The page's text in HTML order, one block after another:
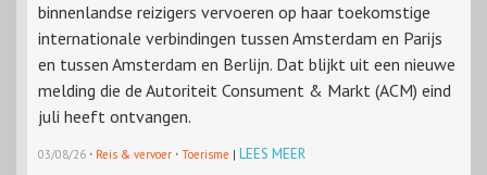
binnenlandse reizigers vervoeren op haar toekomstige
internationale verbindingen tussen Amsterdam en Parijs
en tussen Amsterdam en Berlijn. Dat blijkt uit een nieuwe
melding die de Autoriteit Consument & Markt (ACM) eind
juli heeft ontvangen.
03/08/26 · Reis & vervoer · Toerisme | LEES MEER